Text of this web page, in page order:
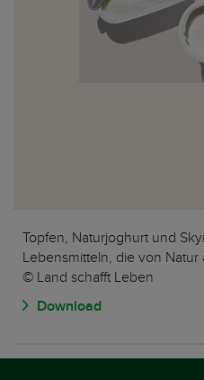
Topfen, Naturjoghurt und
Lebensmitteln, die von
© Land schafft Leben
Download